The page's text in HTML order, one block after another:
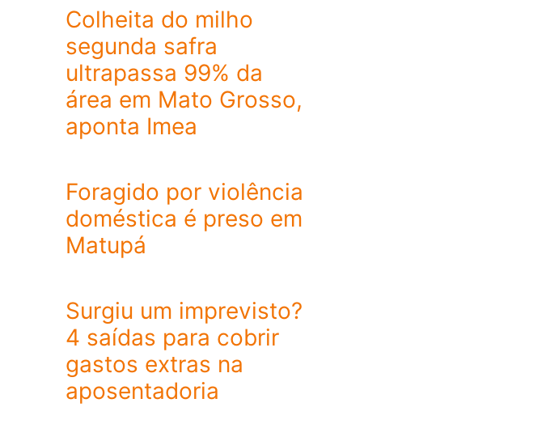
Colheita do milho
segunda safra
ultrapassa 99% da
área em Mato Grosso,
aponta Imea
Foragido por violência
doméstica é preso em
Matupá
Surgiu um imprevisto?
4 saídas para cobrir
gastos extras na
aposentadoria